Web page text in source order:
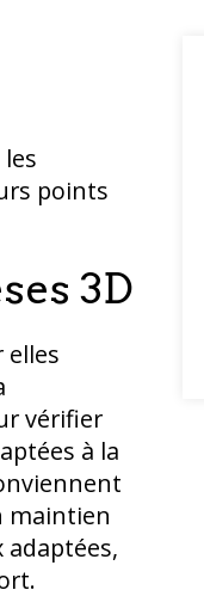
points
3D
elles
vérifier
à la
maintien
adaptées,